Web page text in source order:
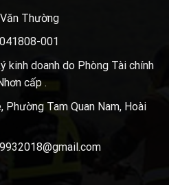
Thường
001
kinh doanh do Phòng Tài chính
cấp .
Tam Quan Nam, Hoài